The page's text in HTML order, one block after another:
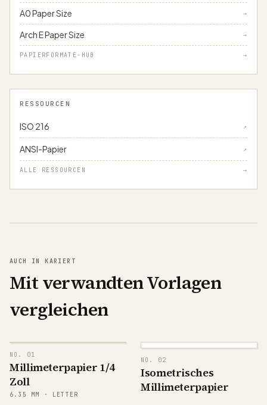
A0 Paper Size →
Arch E Paper Size →
PAPIERFORMATE-HUB →
RESSOURCEN
ISO 216 ↗
ANSI-Papier ↗
ALLE RESSOURCEN →
AUCH IN KARIERT
Mit verwandten Vorlagen
vergleichen
NO. 01
Millimeterpapier 1/4
Zoll
6.35 MM · LETTER
NO. 02
Isometrisches
Millimeterpapier